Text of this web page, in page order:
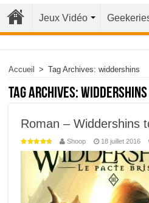
Jeux Vidéo
Accueil > Tag Archives: widdershins
Tag Archives:widdershins
Roman – Widdershins
Shoop 18 juillet 2016